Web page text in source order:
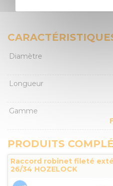
Diamètre
Longueur
Gamme
PRODUITS
Raccord robinet fileté
26/34 HOZELOCK